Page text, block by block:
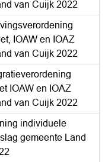
van Cuijk 2022
IOAW en IOAZ
van Cuijk 2022
IOAW en IOAZ
van Cuijk 2022
individuele
gemeente Land